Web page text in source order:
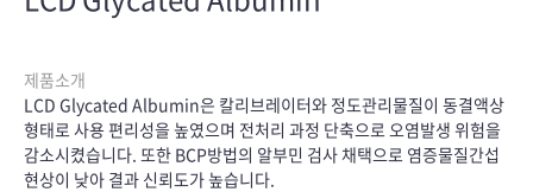
제품소개
LCD Glycated Albumin은 칼리브레이터와 정도관리물질이 동결액상
형태로 사용 편리성을 높였으며 전처리 과정 단축으로 오염발생 위험을
감소시켰습니다. 또한 BCP방법의 알부민 검사 채택으로 염증물질간섭
현상이 낮아 결과 신뢰도가 높습니다.